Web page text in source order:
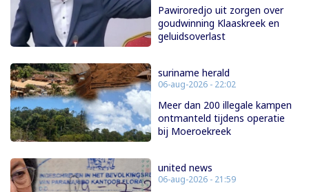
Pawiroredjo uit zorgen over
goudwinning Klaaskreek en
geluidsoverlast
suriname herald
06-aug-2026 - 22:02
Meer dan 200 illegale kampen
ontmanteld tijdens operatie
bij Moeroekreek
united news
06-aug-2026 - 21:59